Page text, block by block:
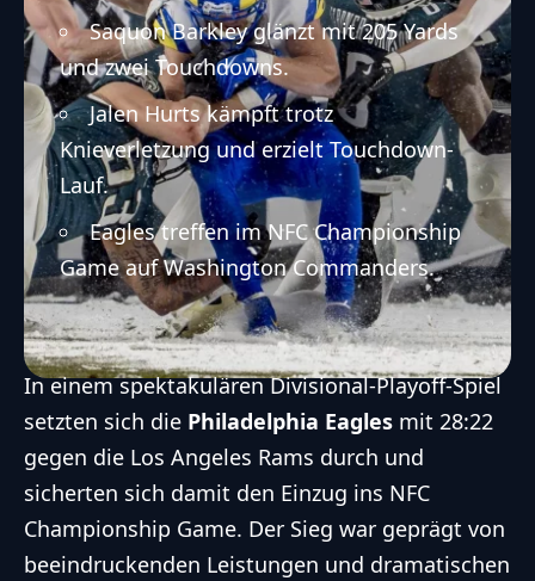
Saquon Barkley glänzt mit 205 Yards
und zwei Touchdowns.
Jalen Hurts kämpft trotz
Knieverletzung und erzielt Touchdown-
Lauf.
Eagles treffen im NFC Championship
Game auf Washington Commanders.
In einem spektakulären Divisional-Playoff-Spiel
setzten sich die Philadelphia Eagles mit 28:22
gegen die Los Angeles Rams durch und
sicherten sich damit den Einzug ins NFC
Championship Game. Der Sieg war geprägt von
beeindruckenden Leistungen und dramatischen